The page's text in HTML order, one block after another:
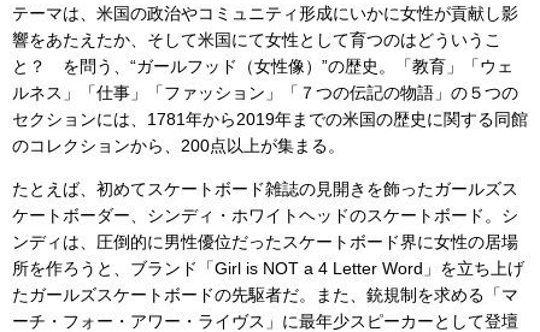
テーマは、米国の政治やコミュニティ形成にいかに女性が貢献し影
響をあたえたか、そして米国にて女性として育つのはどういうこ
と？ を問う、“ガールフッド（女性像）”の歴史。「教育」「ウェ
ルネス」「仕事」「ファッション」「７つの伝記の物語」の５つの
セクションには、1781年から2019年までの米国の歴史に関する同館
のコレクションから、200点以上が集まる。
たとえば、初めてスケートボード雑誌の見開きを飾ったガールズス
ケートボーダー、シンディ・ホワイトヘッドのスケートボード。シ
ンディは、圧倒的に男性優位だったスケートボード界に女性の居場
所を作ろうと、ブランド「Girl is NOT a 4 Letter Word」を立ち上げ
たガールズスケートボードの先駆者だ。また、銃規制を求める「マ
ーチ・フォー・アワー・ライヴス」に最年少スピーカーとして登壇